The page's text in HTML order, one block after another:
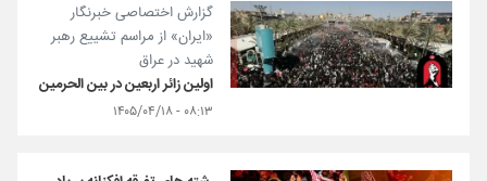
گزارش اختصاصی خبرنگار
«ایران» از مراسم تشییع رهبر
شهید در عراق
اولین زائر اربعین در بین الحرمین
۰۸:۱۳ - ۱۴۰۵/۰۴/۱۸